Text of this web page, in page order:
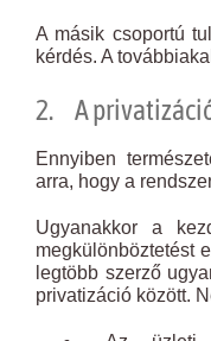
A másik csoportú
kérdés. A
2. A
Ennyiben
arra, hogy a
Ugyanakkor a
megkülönböztetést
legtöbb szerző
privatizáció között.